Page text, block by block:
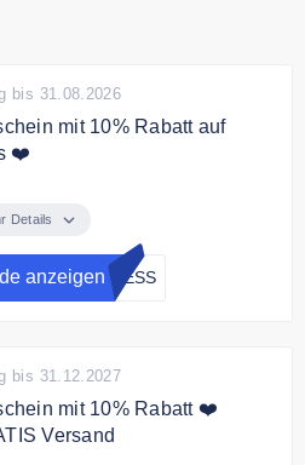
bis 31.08.2026
mit 10% Rabatt auf
❤️
das gesamte Sortiment. Kein
Details
anzeigen RESS
bis 31.12.2027
mit 10% Rabatt ❤️
Versand